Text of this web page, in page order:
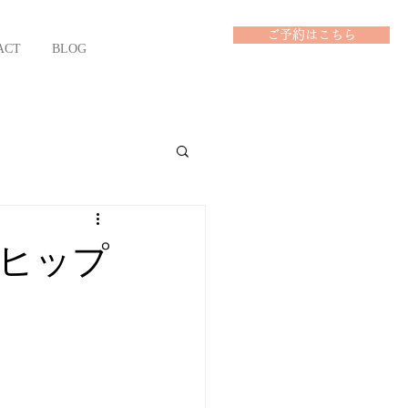
ご予約はこちら
BLOG
ップ